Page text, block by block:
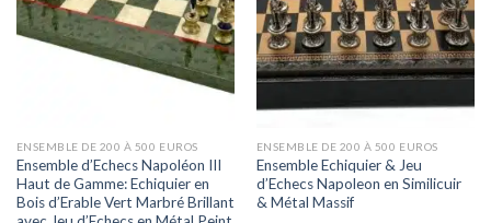
ENSEMBLE DE 200 À 500 EUROS
Ensemble d’Echecs Napoléon III
Haut de Gamme: Echiquier en
Bois d’Erable Vert Marbré Brillant
ENSEMBLE DE 200 À 500 EUROS
Ensemble Echiquier & Jeu
d’Echecs Napoleon en Similicuir
& Métal Massif